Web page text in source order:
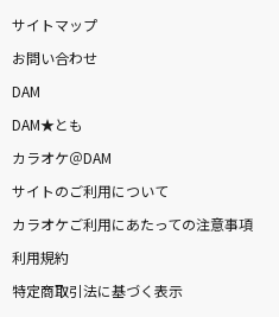
サイトマップ
お問い合わせ
DAM
DAM★とも
カラオケ＠DAM
サイトのご利用について
カラオケご利用にあたっての注意事項
利用規約
特定商取引法に基づく表示